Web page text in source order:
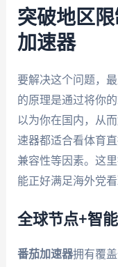
突破地区
加速器
要解决这个问题，
的原理是通过将你
以为你在国内，从
速器都适合看体育
兼容性等因素。这
能正好满足海外党看
全球节点+智
番茄加速器拥有覆